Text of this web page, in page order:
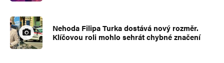
Nehoda Filipa Turka dostává nový rozměr.
Klíčovou roli mohlo sehrát chybné značení